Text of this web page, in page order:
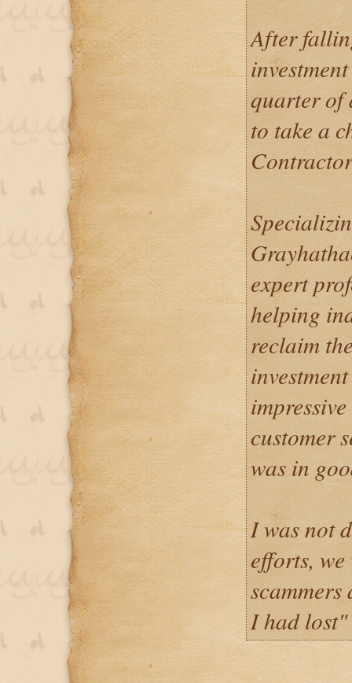
After
quarter of
to take a
expert
helping
reclaim
customer
was in
I was not
efforts,
I had lost"